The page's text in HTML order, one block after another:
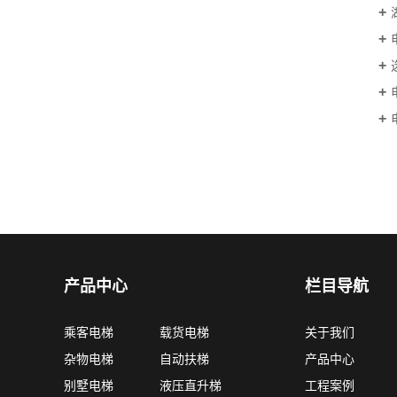
产品中心
乘客电梯
载货电梯
杂物电梯
自动扶梯
别墅电梯
液压直升梯
栏目导航
关于我们
产品中心
工程案例